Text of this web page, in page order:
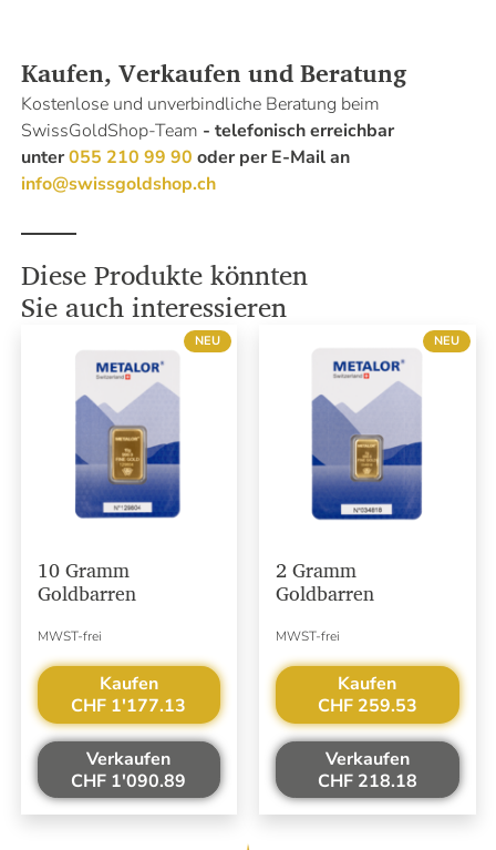
Kaufen, Verkaufen und Beratung
Kostenlose und unverbindliche Beratung beim
SwissGoldShop-Team - telefonisch erreichbar
unter055 210 99 90 oder per E-Mail an
info@swissgoldshop.ch
Diese Produkte könnten
Sie auch interessieren
NEU
10 Gramm
Goldbarren
MWST-frei
Kaufen
CHF 1'177.13
Verkaufen
CHF 1'090.89
NEU
2 Gramm
Goldbarren
MWST-frei
Kaufen
CHF 259.53
Verkaufen
CHF 218.18